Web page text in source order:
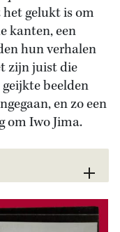
gelukt is om
kanten, een
hun verhalen
zijn juist die
beelden
en zo een
om Iwo Jima.